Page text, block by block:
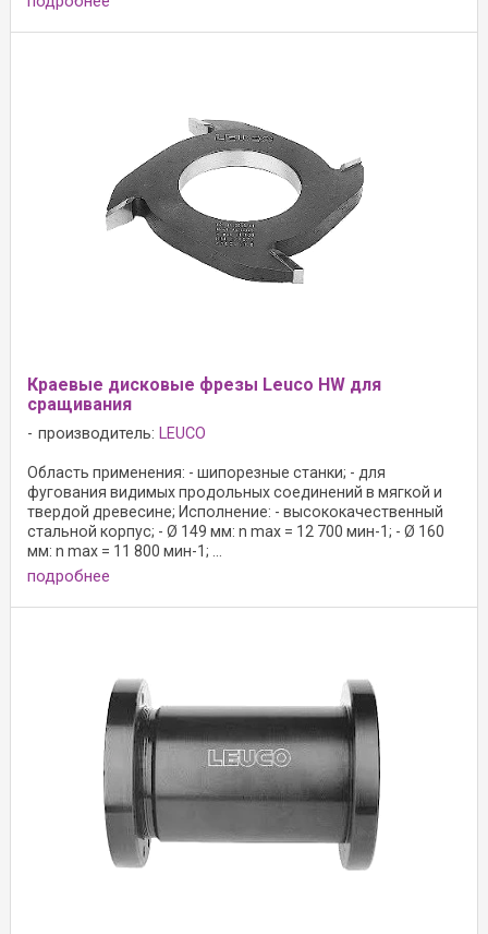
Краевые дисковые фрезы Leuco HW для
сращивания
производитель: LEUCO
Область применения: - шипорезные станки; - для
фугования видимых продольных соединений в мягкой и
твердой древесине; Исполнение: - высококачественный
стальной корпус; - Ø 149 мм: n max = 12 700 мин-1; - Ø 160
мм: n max = 11 800 мин-1; ...
подробнее